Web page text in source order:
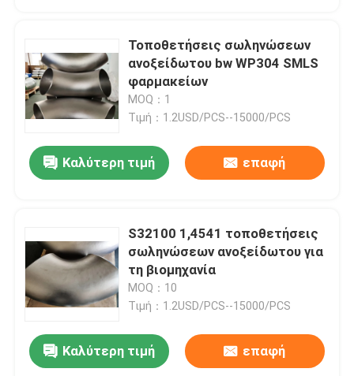
Τοποθετήσεις σωληνώσεων
ανοξείδωτου bw WP304 SMLS
φαρμακείων
MOQ：1
Τιμή：1.2USD/PCS--15000/PCS
Καλύτερη τιμή επαφή
S32100 1,4541 τοποθετήσεις
σωληνώσεων ανοξείδωτου για
τη βιομηχανία
MOQ：10
Τιμή：1.2USD/PCS--15000/PCS
Καλύτερη τιμή επαφή